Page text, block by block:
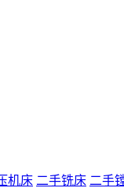
机床 二手铣床 二手